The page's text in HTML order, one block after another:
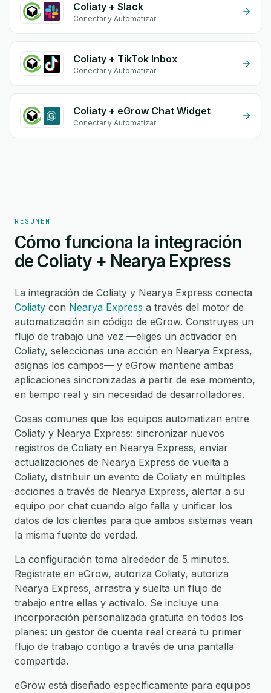
Coliaty + Slack
Conectar y Automatizar
Coliaty + TikTok Inbox
Conectar y Automatizar
Coliaty + eGrow Chat Widget
Conectar y Automatizar
RESUMEN
Cómo funciona la integración
de Coliaty + Nearya Express
La integración de Coliaty y Nearya Express conecta
Coliaty con Nearya Express a través del motor de
automatización sin código de eGrow. Construyes un
flujo de trabajo una vez —eliges un activador en
Coliaty, seleccionas una acción en Nearya Express,
asignas los campos— y eGrow mantiene ambas
aplicaciones sincronizadas a partir de ese momento,
en tiempo real y sin necesidad de desarrolladores.
Cosas comunes que los equipos automatizan entre
Coliaty y Nearya Express: sincronizar nuevos
registros de Coliaty en Nearya Express, enviar
actualizaciones de Nearya Express de vuelta a
Coliaty, distribuir un evento de Coliaty en múltiples
acciones a través de Nearya Express, alertar a su
equipo por chat cuando algo falla y unificar los
datos de los clientes para que ambos sistemas vean
la misma fuente de verdad.
La configuración toma alrededor de 5 minutos.
Regístrate en eGrow, autoriza Coliaty, autoriza
Nearya Express, arrastra y suelta un flujo de
trabajo entre ellas y actívalo. Se incluye una
incorporación personalizada gratuita en todos los
planes: un gestor de cuenta real creará tu primer
flujo de trabajo contigo a través de una pantalla
compartida.
eGrow está diseñado específicamente para equipos